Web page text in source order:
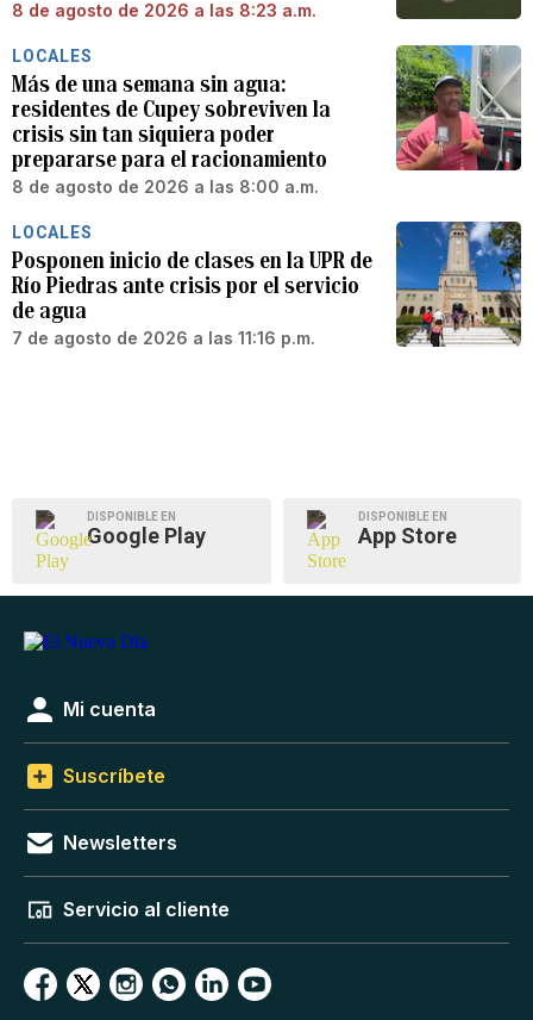
8 de agosto de 2026 a las 8:23 a.m.
LOCALES
Más de una semana sin agua:
residentes de Cupey sobreviven la
crisis sin tan siquiera poder
prepararse para el racionamiento
8 de agosto de 2026 a las 8:00 a.m.
LOCALES
Posponen inicio de clases en la UPR de
Río Piedras ante crisis por el servicio
de agua
7 de agosto de 2026 a las 11:16 p.m.
DISPONIBLE EN
Google Play
DISPONIBLE EN
App Store
Mi cuenta
Suscríbete
Newsletters
Servicio al cliente